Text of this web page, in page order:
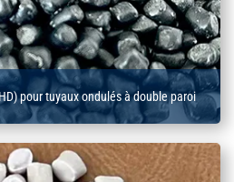
pour tuyaux ondulés à double paroi